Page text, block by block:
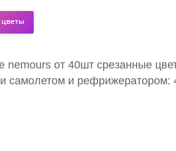
цветы
nemours от 40шт срезанные
самолетом и рефрижератором: